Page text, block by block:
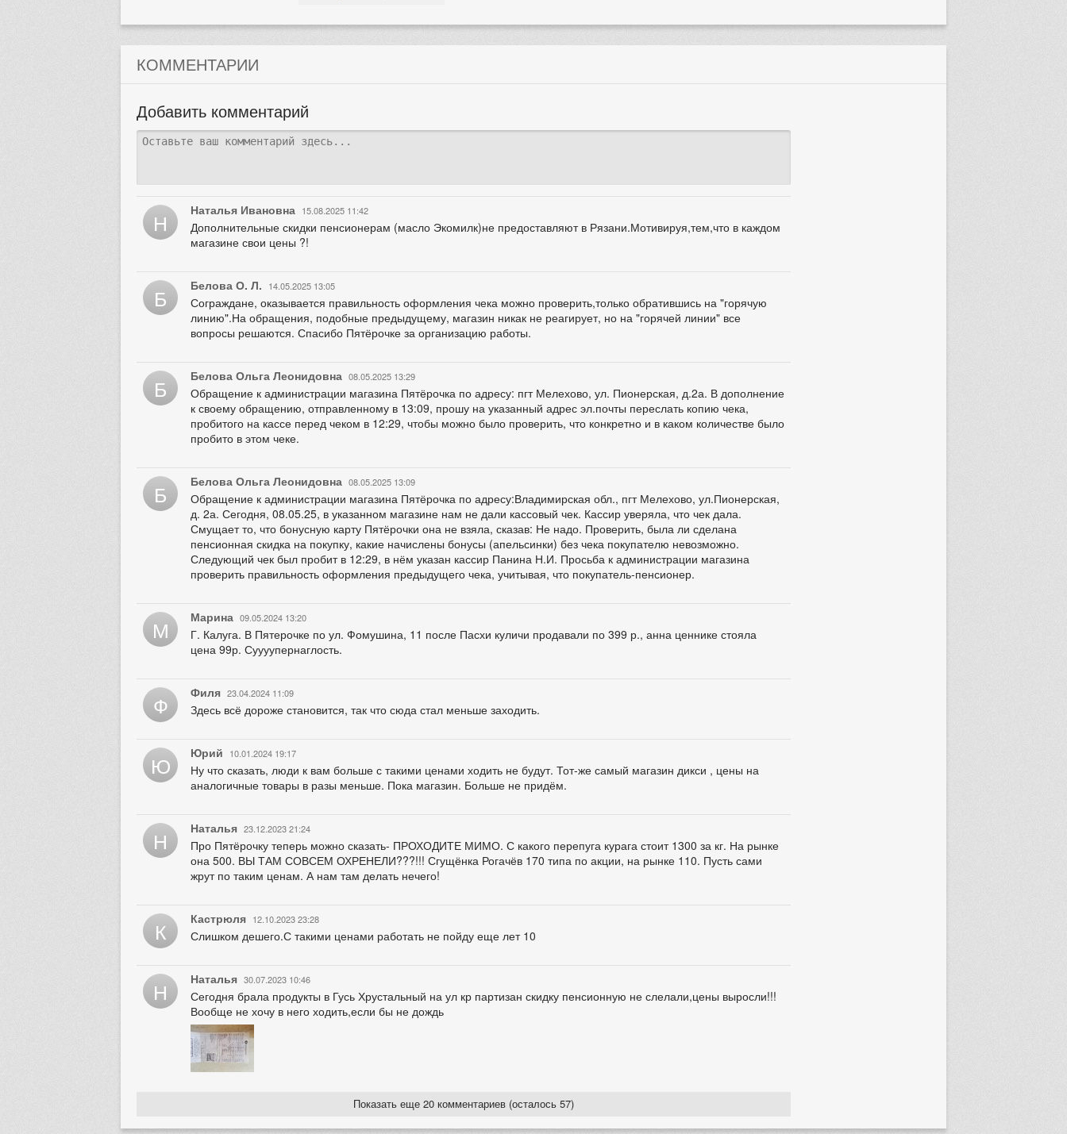
КОММЕНТАРИИ
Добавить комментарий
Н Наталья Ивановна 15.08.2025 11:42
Дополнительные скидки пенсионерам (масло Экомилк)не предоставляют в Рязани.Мотивируя,тем,что в каждом
магазине свои цены ?!
Б Белова О. Л. 14.05.2025 13:05
Сограждане, оказывается правильность оформления чека можно проверить,только обратившись на "горячую
линию".На обращения, подобные предыдущему, магазин никак не реагирует, но на "горячей линии" все
вопросы решаются. Спасибо Пятёрочке за организацию работы.
Б Белова Ольга Леонидовна 08.05.2025 13:29
Обращение к администрации магазина Пятёрочка по адресу: пгт Мелехово, ул. Пионерская, д.2а. В дополнение
к своему обращению, отправленному в 13:09, прошу на указанный адрес эл.почты переслать копию чека,
пробитого на кассе перед чеком в 12:29, чтобы можно было проверить, что конкретно и в каком количестве было
пробито в этом чеке.
Б Белова Ольга Леонидовна 08.05.2025 13:09
Обращение к администрации магазина Пятёрочка по адресу:Владимирская обл., пгт Мелехово, ул.Пионерская,
д. 2а. Сегодня, 08.05.25, в указанном магазине нам не дали кассовый чек. Кассир уверяла, что чек дала.
Смущает то, что бонусную карту Пятёрочки она не взяла, сказав: Не надо. Проверить, была ли сделана
пенсионная скидка на покупку, какие начислены бонусы (апельсинки) без чека покупателю невозможно.
Следующий чек был пробит в 12:29, в нём указан кассир Панина Н.И. Просьба к администрации магазина
проверить правильность оформления предыдущего чека, учитывая, что покупатель-пенсионер.
М Марина 09.05.2024 13:20
Г. Калуга. В Пятерочке по ул. Фомушина, 11 после Пасхи куличи продавали по 399 р., анна ценнике стояла
цена 99р. Суууупернаглость.
Ф Филя 23.04.2024 11:09
Здесь всё дороже становится, так что сюда стал меньше заходить.
Ю Юрий 10.01.2024 19:17
Ну что сказать, люди к вам больше с такими ценами ходить не будут. Тот-же самый магазин дикси , цены на
аналогичные товары в разы меньше. Пока магазин. Больше не придём.
Н Наталья 23.12.2023 21:24
Про Пятёрочку теперь можно сказать- ПРОХОДИТЕ МИМО. С какого перепуга курага стоит 1300 за кг. На рынке
она 500. ВЫ ТАМ СОВСЕМ ОХРЕНЕЛИ???!!! Сгущёнка Рогачёв 170 типа по акции, на рынке 110. Пусть сами
жрут по таким ценам. А нам там делать нечего!
К Кастрюля 12.10.2023 23:28
Слишком дешего.С такими ценами работать не пойду еще лет 10
Н Наталья 30.07.2023 10:46
Сегодня брала продукты в Гусь Хрустальный на ул кр партизан скидку пенсионную не слелали,цены выросли!!!
Вообще не хочу в него ходить,если бы не дождь
Показать еще 20 комментариев (осталось 57)